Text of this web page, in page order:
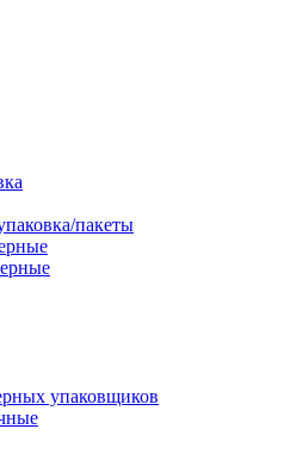
пакеты
упаковщиков